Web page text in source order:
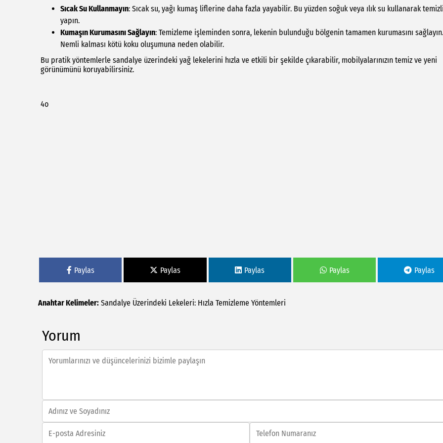
Sıcak Su Kullanmayın: Sıcak su, yağı kumaş liflerine daha fazla yayabilir. Bu yüzden soğuk veya ılık su kullanarak
yapın.
Kumaşın Kurumasını Sağlayın: Temizleme işleminden sonra, lekenin bulunduğu bölgenin tamamen kurumasını sağlayın.
Nemli kalması kötü koku oluşumuna neden olabilir.
Bu pratik yöntemlerle sandalye üzerindeki yağ lekelerini hızla ve etkili bir şekilde çıkarabilir, mobilyalarınızın temiz ve yeni
görünümünü koruyabilirsiniz.
4o
Paylas Paylas Paylas Paylas Paylas
Anahtar Kelimeler: Sandalye Üzerindeki Lekeleri: Hızla Temizleme Yöntemleri
Yorum